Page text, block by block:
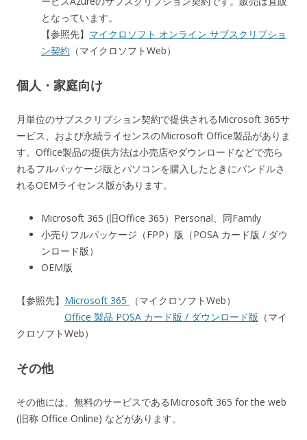
となっています。
【参照先】 マイクロソフト オンライン サブスクリプショ
ン契約 （マイクロソフトWeb）
個人・家庭向け
月単位のサブスクリプション契約で提供されるMicrosoft 365サ
ービス、および永続ライセンスのMicrosoft Office製品がありま
す。Office製品の提供方法は小売店やダウンロードなどで売ら
れるフルパッケージ版とパソコンを購入したときにバンドルさ
れるOEMライセンス版があります。
Microsoft 365 (旧Office 365）Personal、同Family
小売りフルパッケージ（FPP）版（POSA カード版 / ダウ
ンロード版）
OEM版
【参照先】 Microsoft 365
（マイクロソフトWeb）
Office 製品 POSA カード版 / ダウンロード版 （マイ
クロソフトWeb）
その他
その他には、無料のサービスであるMicrosoft 365 for the web
(旧称 Office Online) などがあります。